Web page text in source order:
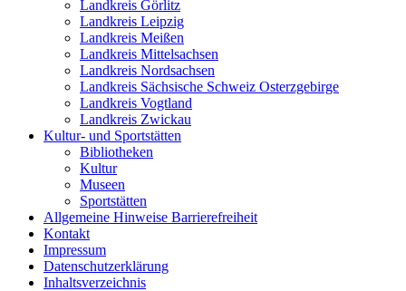
Landkreis Görlitz
Landkreis Leipzig
Landkreis Meißen
Landkreis Mittelsachsen
Landkreis Nordsachsen
Landkreis Sächsische Schweiz Osterzgebirge
Landkreis Vogtland
Landkreis Zwickau
Kultur- und Sportstätten
Bibliotheken
Kultur
Museen
Sportstätten
Allgemeine Hinweise Barrierefreiheit
Kontakt
Impressum
Datenschutzerklärung
Inhaltsverzeichnis